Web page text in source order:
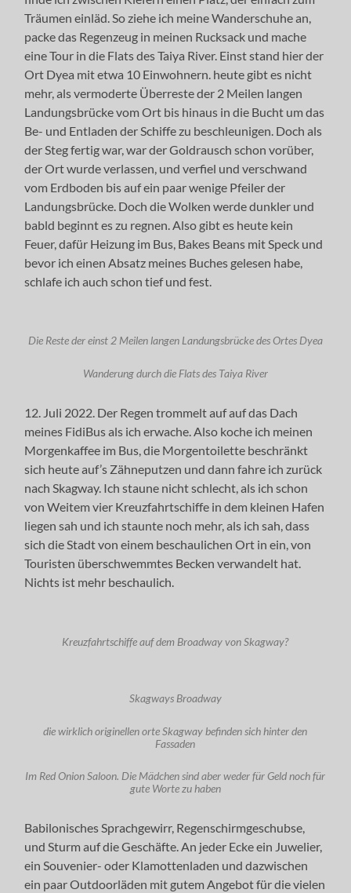
Träumen einläd. So ziehe ich meine Wanderschuhe an,
packe das Regenzeug in meinen Rucksack und mache
eine Tour in die Flats des Taiya River. Einst stand hier der
Ort Dyea mit etwa 10 Einwohnern. heute gibt es nicht
mehr, als vermoderte Überreste der 2 Meilen langen
Landungsbrücke vom Ort bis hinaus in die Bucht um das
Be- und Entladen der Schiffe zu beschleunigen. Doch als
der Steg fertig war, war der Goldrausch schon vorüber,
der Ort wurde verlassen, und verfiel und verschwand
vom Erdboden bis auf ein paar wenige Pfeiler der
Landungsbrücke. Doch die Wolken werde dunkler und
babld beginnt es zu regnen. Also gibt es heute kein
Feuer, dafür Heizung im Bus, Bakes Beans mit Speck und
bevor ich einen Absatz meines Buches gelesen habe,
schlafe ich auch schon tief und fest.
Die Reste der einst 2 Meilen langen Landungsbrücke des Ortes Dyea
Wanderung durch die Flats des Taiya River
12. Juli 2022. Der Regen trommelt auf auf das Dach
meines FidiBus als ich erwache. Also koche ich meinen
Morgenkaffee im Bus, die Morgentoilette beschränkt
sich heute auf’s Zähneputzen und dann fahre ich zurück
nach Skagway. Ich staune nicht schlecht, als ich schon
von Weitem vier Kreuzfahrtschiffe in dem kleinen Hafen
liegen sah und ich staunte noch mehr, als ich sah, dass
sich die Stadt von einem beschaulichen Ort in ein, von
Touristen überschwemmtes Becken verwandelt hat.
Nichts ist mehr beschaulich.
Kreuzfahrtschiffe auf dem Broadway von Skagway?
Skagways Broadway
die wirklich originellen orte Skagway befinden sich hinter den
Fassaden
Im Red Onion Saloon. Die Mädchen sind aber weder für Geld noch für
gute Worte zu haben
Babilonisches Sprachgewirr, Regenschirmgeschubse,
und Sturm auf die Geschäfte. An jeder Ecke ein Juwelier,
ein Souvenier- oder Klamottenladen und dazwischen
ein paar Outdoorläden mit gutem Angebot für die vielen